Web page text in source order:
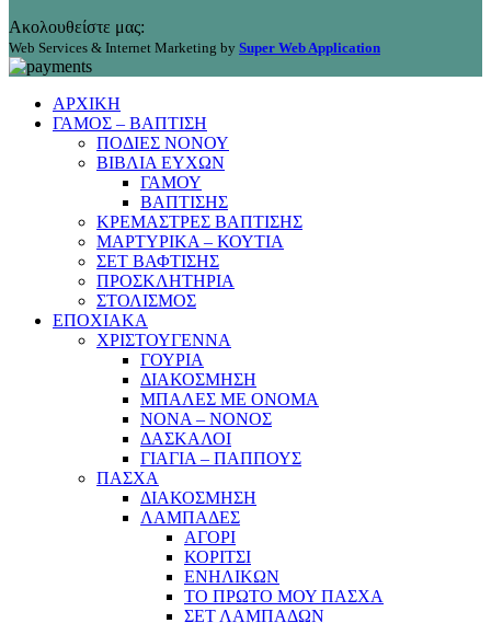
Ακολουθείστε μας:
Web Services & Internet Marketing by Super Web Application
ΑΡΧΙΚΗ
ΓΑΜΟΣ – ΒΑΠΤΙΣΗ
ΠΟΔΙΕΣ ΝΟΝΟΥ
ΒΙΒΛΙΑ ΕΥΧΩΝ
ΓΑΜΟΥ
ΒΑΠΤΙΣΗΣ
ΚΡΕΜΑΣΤΡΕΣ ΒΑΠΤΙΣΗΣ
ΜΑΡΤΥΡΙΚΑ – ΚΟΥΤΙΑ
ΣΕΤ ΒΑΦΤΙΣΗΣ
ΠΡΟΣΚΛΗΤΗΡΙΑ
ΣΤΟΛΙΣΜΟΣ
ΕΠΟΧΙΑΚΑ
ΧΡΙΣΤΟΥΓΕΝΝΑ
ΓΟΥΡΙΑ
ΔΙΑΚΟΣΜΗΣΗ
ΜΠΑΛΕΣ ΜΕ ΟΝΟΜΑ
ΝΟΝΑ – ΝΟΝΟΣ
ΔΑΣΚΑΛΟΙ
ΓΙΑΓΙΑ – ΠΑΠΠΟΥΣ
ΠΑΣΧΑ
ΔΙΑΚΟΣΜΗΣΗ
ΛΑΜΠΑΔΕΣ
ΑΓΟΡΙ
ΚΟΡΙΤΣΙ
ΕΝΗΛΙΚΩΝ
ΤΟ ΠΡΩΤΟ ΜΟΥ ΠΑΣΧΑ
ΣΕΤ ΛΑΜΠΑΔΩΝ